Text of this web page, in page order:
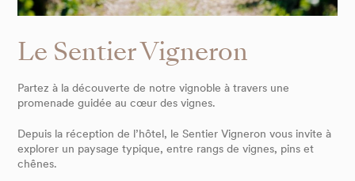
Le Sentier Vigneron
Partez à la découverte de notre vignoble à travers une
promenade guidée au cœur des vignes.
Depuis la réception de l’hôtel, le Sentier Vigneron vous invite à
explorer un paysage typique, entre rangs de vignes, pins et
chênes.